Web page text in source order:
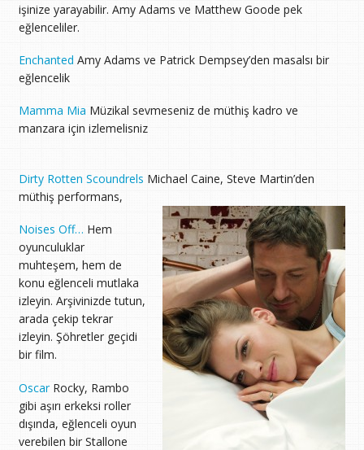
işinize yarayabilir. Amy Adams ve Matthew Goode pek
eğlenceliler.
Enchanted Amy Adams ve Patrick Dempsey’den masalsı bir
eğlencelik
Mamma Mia Müzikal sevmeseniz de müthiş kadro ve
manzara için izlemelisniz
Dirty Rotten Scoundrels Michael Caine, Steve Martin’den
müthiş performans,
Noises Off… Hem
oyunculuklar
muhteşem, hem de
konu eğlenceli mutlaka
izleyin. Arşivinizde tutun,
arada çekip tekrar
izleyin. Şöhretler geçidi
bir film.
OscarRocky, Rambo
gibi aşırı erkeksi roller
dışında, eğlenceli oyun
verebilen bir Stallone